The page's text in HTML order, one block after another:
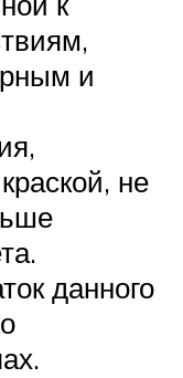
и
не
данного